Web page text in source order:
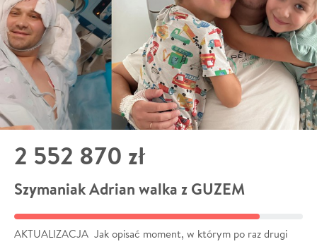
2 552 870 zł
Szymaniak Adrian walka z GUZEM
AKTUALIZACJA Jak opisać moment, w którym po raz drugi